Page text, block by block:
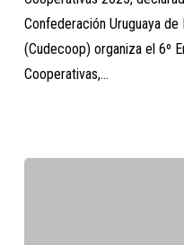
Confederación Uruguaya
(Cudecoop) organiza el 6º
Cooperativas,…